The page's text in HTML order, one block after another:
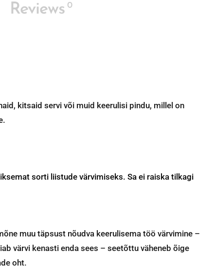
Reviews 0
kitsaid servi või muid keerulisi pindu, millel on
sorti liistude värvimiseks. Sa ei raiska tilkagi
muu täpsust nõudva keerulisema töö värvimine –
värvi kenasti enda sees – seetõttu väheneb õige
oht.